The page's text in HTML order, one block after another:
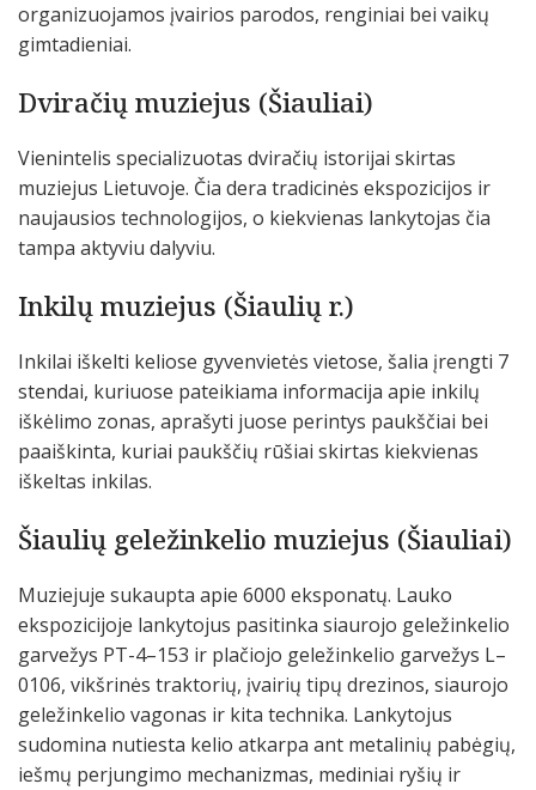
organizuojamos įvairios parodos, renginiai bei vaikų
gimtadieniai.
Dviračių muziejus (Šiauliai)
Vienintelis specializuotas dviračių istorijai skirtas
muziejus Lietuvoje. Čia dera tradicinės ekspozicijos ir
naujausios technologijos, o kiekvienas lankytojas čia
tampa aktyviu dalyviu.
Inkilų muziejus (Šiaulių r.)
Inkilai iškelti keliose gyvenvietės vietose, šalia įrengti 7
stendai, kuriuose pateikiama informacija apie inkilų
iškėlimo zonas, aprašyti juose perintys paukščiai bei
paaiškinta, kuriai paukščių rūšiai skirtas kiekvienas
iškeltas inkilas.
Šiaulių geležinkelio muziejus (Šiauliai)
Muziejuje sukaupta apie 6000 eksponatų. Lauko
ekspozicijoje lankytojus pasitinka siaurojo geležinkelio
garvežys PT-4–153 ir plačiojo geležinkelio garvežys L–
0106, vikšrinės traktorių, įvairių tipų drezinos, siaurojo
geležinkelio vagonas ir kita technika. Lankytojus
sudomina nutiesta kelio atkarpa ant metalinių pabėgių,
iešmų perjungimo mechanizmas, mediniai ryšių ir